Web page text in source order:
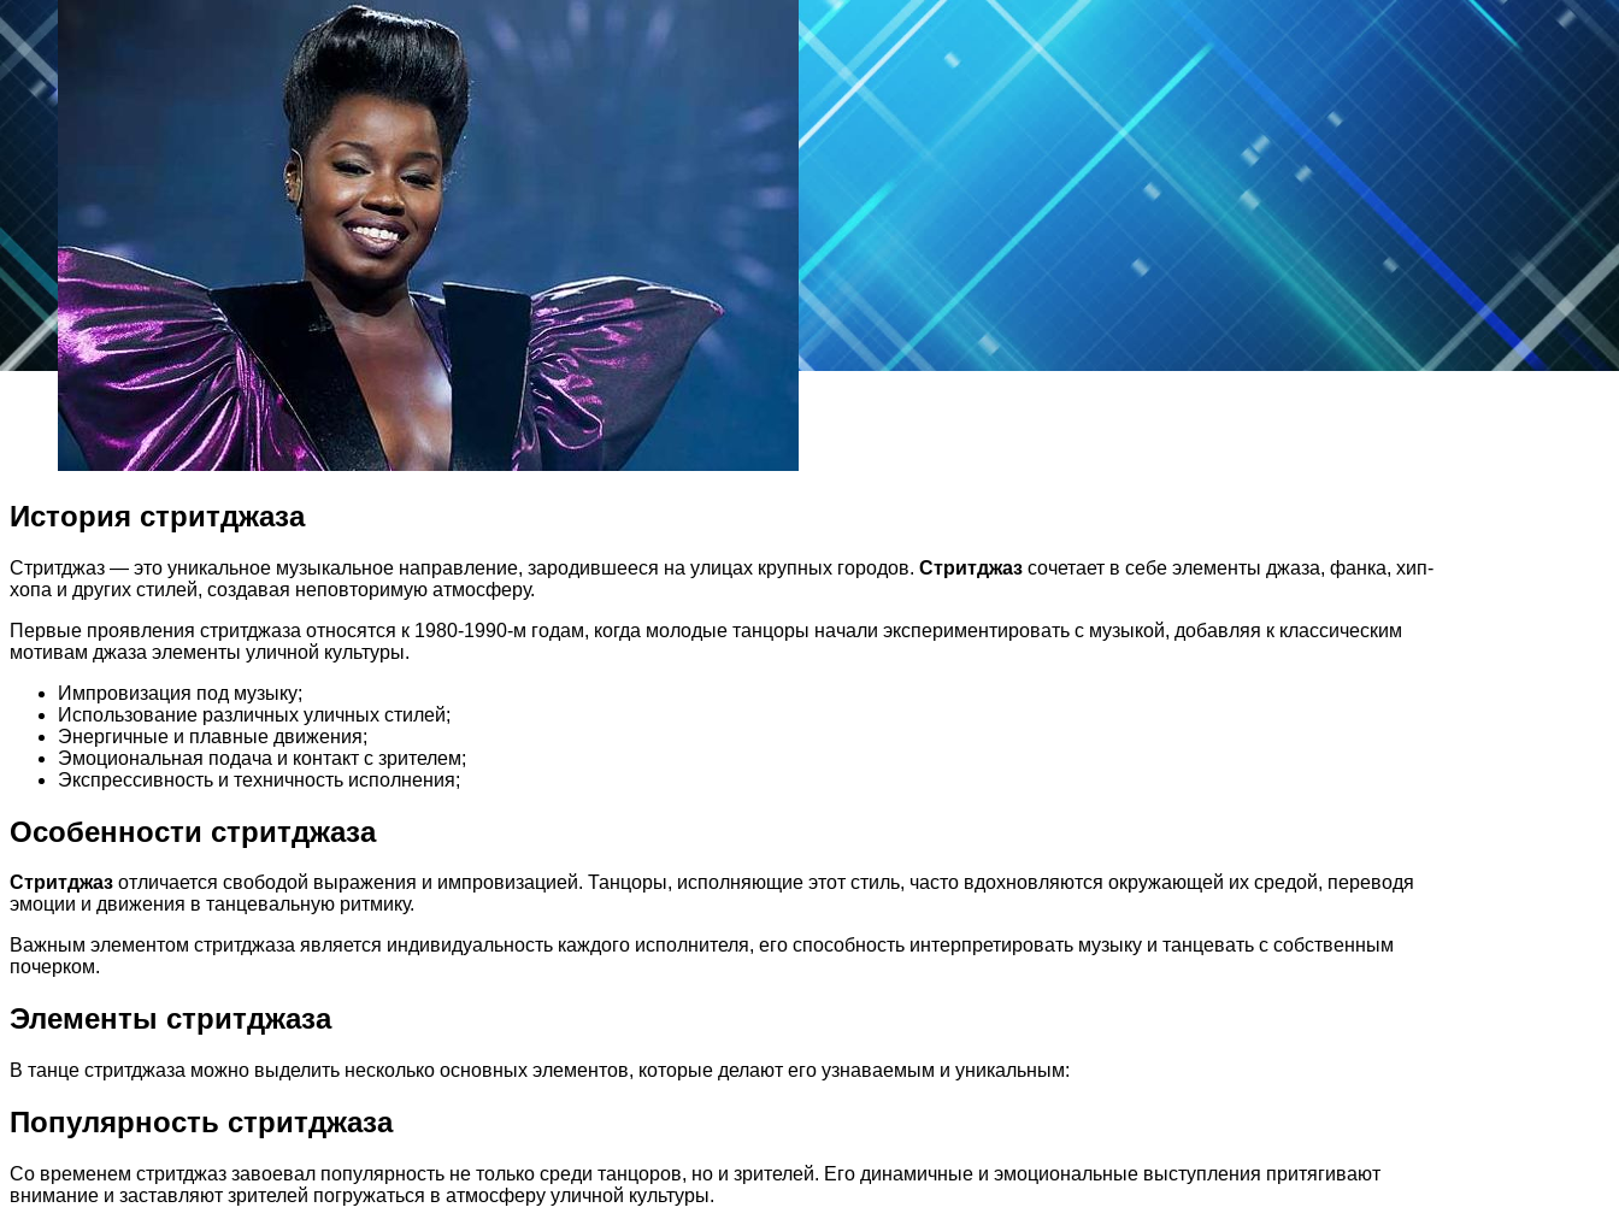
История стритджаза
Стритджаз — это уникальное музыкальное направление, зародившееся на улицах крупных городов. Стритджаз сочетает в себе элементы джаза, фанка, хип-
хопа и других стилей, создавая неповторимую атмосферу.
Первые проявления стритджаза относятся к 1980-1990-м годам, когда молодые танцоры начали экспериментировать с музыкой, добавляя к классическим
мотивам джаза элементы уличной культуры.
Импровизация под музыку;
Использование различных уличных стилей;
Энергичные и плавные движения;
Эмоциональная подача и контакт с зрителем;
Экспрессивность и техничность исполнения;
Особенности стритджаза
Стритджаз отличается свободой выражения и импровизацией. Танцоры, исполняющие этот стиль, часто вдохновляются окружающей их средой, переводя
эмоции и движения в танцевальную ритмику.
Важным элементом стритджаза является индивидуальность каждого исполнителя, его способность интерпретировать музыку и танцевать с собственным
почерком.
Элементы стритджаза
В танце стритджаза можно выделить несколько основных элементов, которые делают его узнаваемым и уникальным:
Популярность стритджаза
Со временем стритджаз завоевал популярность не только среди танцоров, но и зрителей. Его динамичные и эмоциональные выступления притягивают
внимание и заставляют зрителей погружаться в атмосферу уличной культуры.